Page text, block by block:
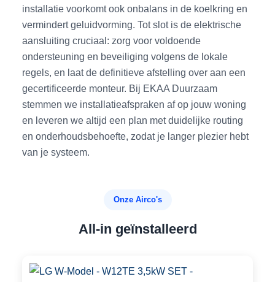
installatie voorkomt ook onbalans in de koelkring en
vermindert geluidvorming. Tot slot is de elektrische
aansluiting cruciaal: zorg voor voldoende
ondersteuning en beveiliging volgens de lokale
regels, en laat de definitieve afstelling over aan een
gecertificeerde monteur. Bij EKAA Duurzaam
stemmen we installatieafspraken af op jouw woning
en leveren we altijd een plan met duidelijke routing
en onderhoudsbehoefte, zodat je langer plezier hebt
van je systeem.
Onze Airco's
All-in geïnstalleerd